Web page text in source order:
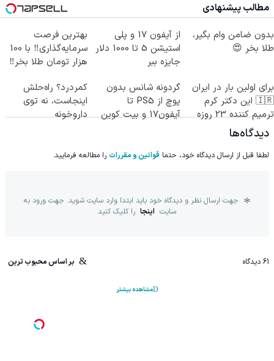
مطالب پیشنهادی
بدون ضامن وام بگیر،
طلا بخر 😍
از آیفون 17 و پلی
استیشن 5 تا 1000 دلار
جایزه ببر
بهترین فرصت
سرمایه‌گذاری‼️ با 100
هزار تومان طلا بخر‼️
برای اولین بار در ایران
🇮🇷 این دکتر کرم
ترمیم کننده 23 روزه
ساخت!
گردونه شانس بدون
پوچ از PS5 تا
آیفون17 و بیت کوین
کمردرد؟ راه‌حلش
اینجاست، نه توی
داروخونه
دیدگاه‌ها
لطفا قبل از ارسال دیدگاه خود، حتما قوانین و مقررات را مطالعه فرمایید.
جهت ارسال نظر و دیدگاه خود باید ابتدا وارد سایت شوید. جهت ورود به
سایت اینجا را کلیک کنید
61 دیدگاه بر اساس محبوب ترین
مشاهده بیشتر